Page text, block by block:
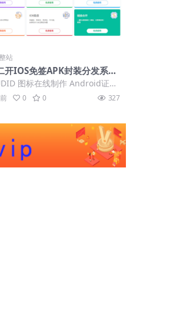
站
开IOS免签APK封装分发系统
营版【亲测源码】
图标在线制作 Android证书
务器打包来的完整无缺全功能...
0 0 327